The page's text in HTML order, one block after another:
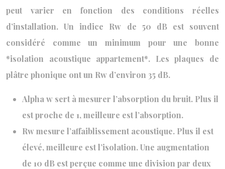
peut varier en fonction des conditions réelles
d’installation. Un indice Rw de 50 dB est souvent
considéré comme un minimum pour une bonne
*isolation acoustique appartement*. Les plaques de
plâtre phonique ont un Rw d’environ 35 dB.
Alpha w sert à mesurer l’absorption du bruit. Plus il
est proche de 1, meilleure est l’absorption.
Rw mesure l’affaiblissement acoustique. Plus il est
élevé, meilleure est l’isolation. Une augmentation
de 10 dB est perçue comme une division par deux